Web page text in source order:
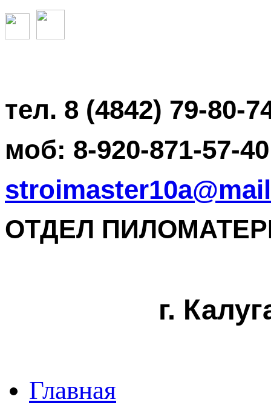
тел. 8 (4842) 79-80-
моб: 8-920-871-57-40
ОТДЕЛ
г.
Главная